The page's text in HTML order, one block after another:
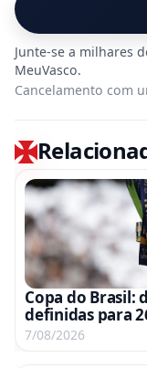
Cancelamento com
Copa do Brasil:
definidas para
7/08/2026